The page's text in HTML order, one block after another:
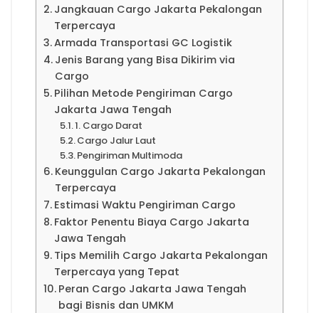
Jangkauan Cargo Jakarta Pekalongan
Terpercaya
Armada Transportasi GC Logistik
Jenis Barang yang Bisa Dikirim via
Cargo
Pilihan Metode Pengiriman Cargo
Jakarta Jawa Tengah
1. Cargo Darat
Cargo Jalur Laut
Pengiriman Multimoda
Keunggulan Cargo Jakarta Pekalongan
Terpercaya
Estimasi Waktu Pengiriman Cargo
Faktor Penentu Biaya Cargo Jakarta
Jawa Tengah
Tips Memilih Cargo Jakarta Pekalongan
Terpercaya yang Tepat
Peran Cargo Jakarta Jawa Tengah
bagi Bisnis dan UMKM